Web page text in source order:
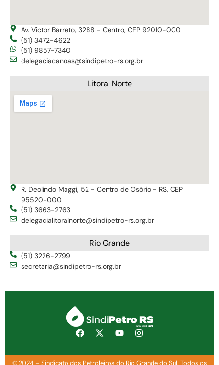
Av. Victor Barreto, 3288 - Centro, CEP 92010-000
(51) 3472-4622
(51) 9857-7340
delegaciacanoas@sindipetro-rs.org.br
Litoral Norte
R. Deolindo Maggi, 52 - Centro de Osório - RS, CEP
95520-000
(51) 3663-2763
delegacialitoralnorte@sindipetro-rs.org.br
Rio Grande
(51) 3226-2799
secretaria@sindipetro-rs.org.br
© 2024 – Sindicato dos Petroleiros do Rio Grande do Sul. Todos os